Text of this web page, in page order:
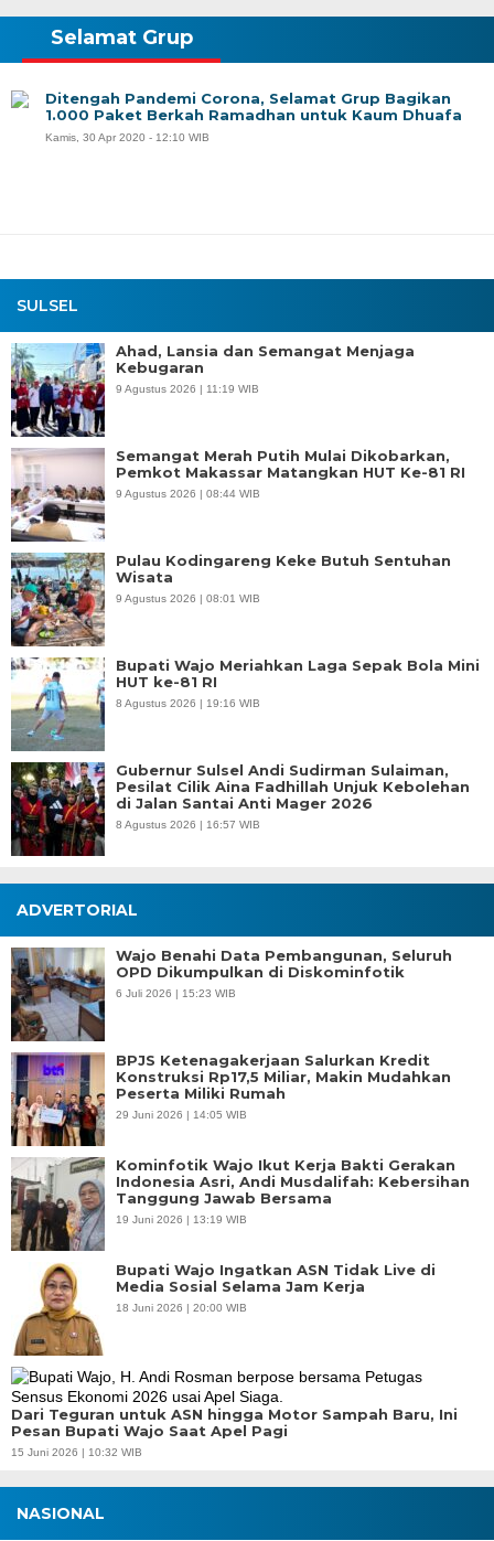
SULSEL
Ahad, Lansia dan Semangat Menjaga
Kebugaran
9 Agustus 2026 | 11:19 WIB
Semangat Merah Putih Mulai Dikobarkan,
Pemkot Makassar Matangkan HUT Ke-81 RI
9 Agustus 2026 | 08:44 WIB
Pulau Kodingareng Keke Butuh Sentuhan
Wisata
9 Agustus 2026 | 08:01 WIB
Bupati Wajo Meriahkan Laga Sepak Bola Mini
HUT ke-81 RI
8 Agustus 2026 | 19:16 WIB
Gubernur Sulsel Andi Sudirman Sulaiman,
Pesilat Cilik Aina Fadhillah Unjuk Kebolehan
di Jalan Santai Anti Mager 2026
8 Agustus 2026 | 16:57 WIB
Selamat Grup
Ditengah Pandemi Corona, Selamat Grup Bagikan
1.000 Paket Berkah Ramadhan untuk Kaum Dhuafa
Kamis, 30 Apr 2020 - 12:10 WIB
ADVERTORIAL
Wajo Benahi Data Pembangunan, Seluruh
OPD Dikumpulkan di Diskominfotik
6 Juli 2026 | 15:23 WIB
BPJS Ketenagakerjaan Salurkan Kredit
Konstruksi Rp17,5 Miliar, Makin Mudahkan
Peserta Miliki Rumah
29 Juni 2026 | 14:05 WIB
Kominfotik Wajo Ikut Kerja Bakti Gerakan
Indonesia Asri, Andi Musdalifah: Kebersihan
Tanggung Jawab Bersama
19 Juni 2026 | 13:19 WIB
Bupati Wajo Ingatkan ASN Tidak Live di
Media Sosial Selama Jam Kerja
18 Juni 2026 | 20:00 WIB
Dari Teguran untuk ASN hingga Motor Sampah Baru, Ini
Pesan Bupati Wajo Saat Apel Pagi
15 Juni 2026 | 10:32 WIB
NASIONAL